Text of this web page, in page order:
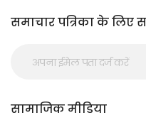
समाचार पत्रिका के लिए
सामाजिक मीडिया